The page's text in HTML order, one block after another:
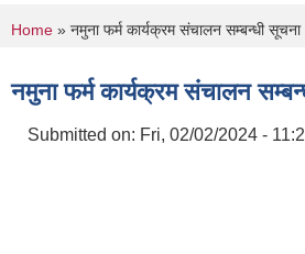
You are here
Home » नमुना फर्म कार्यक्रम संचालन सम्बन्धी सूचना
नमुना फर्म कार्यक्रम संचालन
Submitted on: Fri, 02/02/2024 -